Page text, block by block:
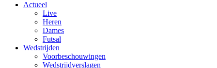
Actueel
Live
Heren
Dames
Futsal
Wedstrijden
Voorbeschouwingen
Wedstrijdverslagen